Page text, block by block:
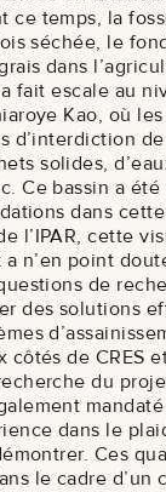
ce temps, la
séchée, le
dans
fait escale au
Kao, où
d’interdiction
solides,
Ce bassin a
dans
l’IPAR, cette
n’en point
de
des solutions
côtés de CRES
du
dans le
Ces
le cadre d’un